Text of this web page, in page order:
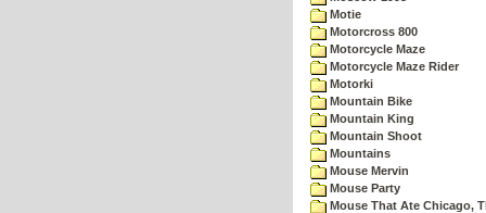
Motie
Motorcross 800
Motorcycle Maze
Motorcycle Maze Rider
Motorki
Mountain Bike
Mountain King
Mountain Shoot
Mountains
Mouse Mervin
Mouse Party
Mouse That Ate Chicago,